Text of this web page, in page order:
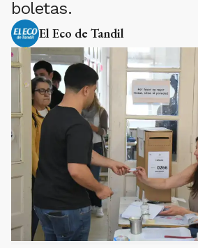
boletas.
El Eco de Tandil